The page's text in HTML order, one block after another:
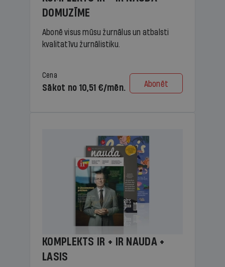
DOMUZĪME
Abonē visus mūsu žurnālus un atbalsti
kvalitatīvu žurnālistiku.
Cena
Sākot no 10,51 €/mēn. Abonēt
KOMPLEKTS IR + IR NAUDA +
LASIS